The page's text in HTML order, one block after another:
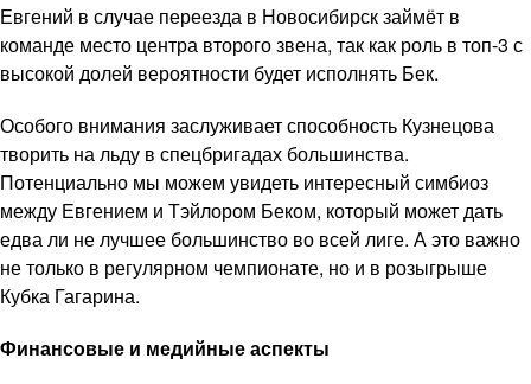
Евгений в случае переезда в Новосибирск займёт в
команде место центра второго звена, так как роль в топ-3 с
высокой долей вероятности будет исполнять Бек.
Особого внимания заслуживает способность Кузнецова
творить на льду в спецбригадах большинства.
Потенциально мы можем увидеть интересный симбиоз
между Евгением и Тэйлором Беком, который может дать
едва ли не лучшее большинство во всей лиге. А это важно
не только в регулярном чемпионате, но и в розыгрыше
Кубка Гагарина.
Финансовые и медийные аспекты